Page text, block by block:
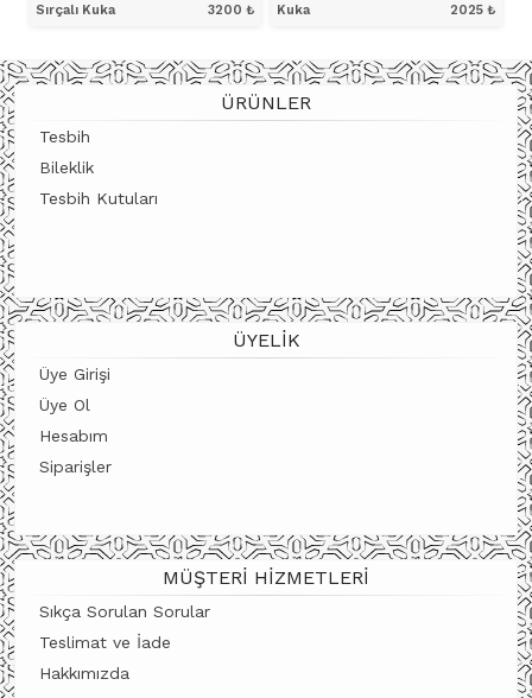
Sırçalı Kuka
3200 ₺
ÜRÜNÜ İNCELE
Kuka
2025₺
ÜRÜNÜ İNCELE
ÜRÜNLER
Tesbih
Bileklik
Tesbih Kutuları
ÜYELIK
Üye Girişi
Üye Ol
Hesabım
Siparişler
MÜŞTERI HIZMETLERI
Sıkça Sorulan Sorular
Teslimat ve İade
Hakkımızda